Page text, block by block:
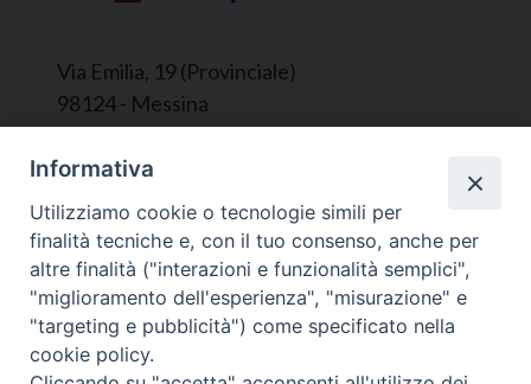
Via Emilia, 19 (Provinciale)
98124 - Messina
Segreteria e Amministrazione:
L’Ufficio è aperto tutti i giorni da lunedì a
venerdì, dalle ore 9.30 alle ore 12.30.
Tel. 090.9146045
mail:ufficiocaritas@diocesimessina.it.
Seguici su
Informativa
Utilizziamo cookie o tecnologie simili per
finalità tecniche e, con il tuo consenso, anche per
altre finalità ("interazioni e funzionalità semplici",
"miglioramento dell'esperienza", "misurazione" e
"targeting e pubblicità") come specificato nella
cookie policy.